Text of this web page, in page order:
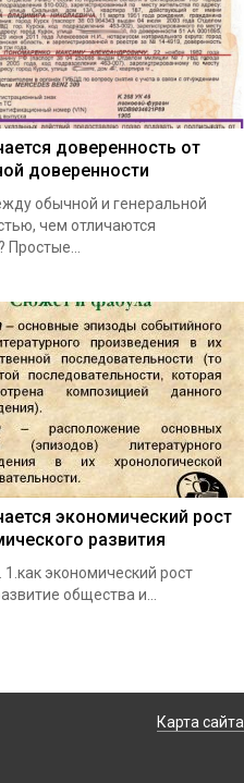
доверенность от
доверенности
обычной и генеральной
чем отличаются
Простые…
экономический рост
развития
1.как экономический рост
общества и…
Карта сайта